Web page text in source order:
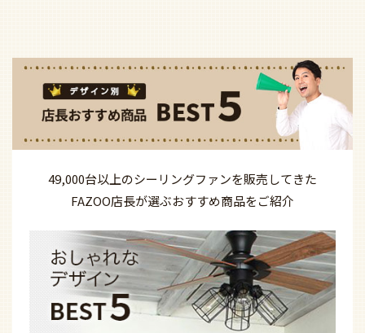
49,000台以上のシーリングファンを販売してきた
FAZOO店長が選ぶおすすめ商品をご紹介